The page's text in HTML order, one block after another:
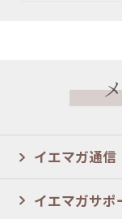
イエマガ通信
イエマガサポ